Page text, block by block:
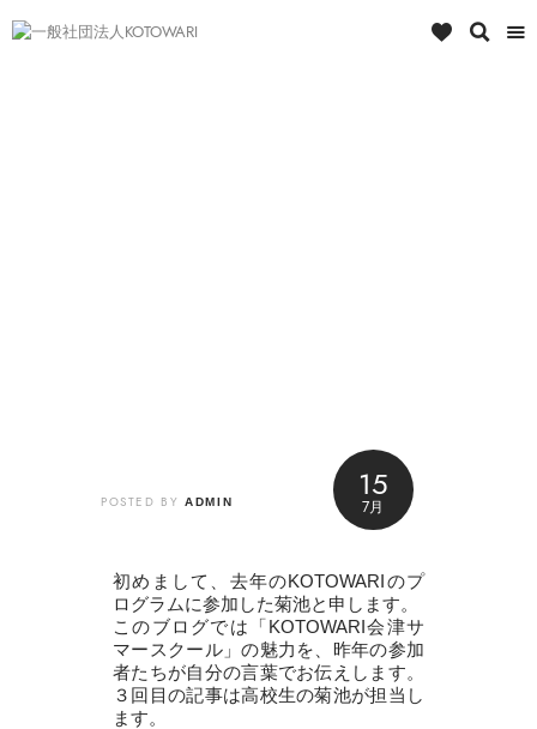
15
7月
POSTED BYADMIN
初めまして、去年のKOTOWARIのプ
ログラムに参加した菊池と申します。
このブログでは「KOTOWARI会津サ
マースクール」の魅力を、昨年の参加
者たちが自分の言葉でお伝えします。
３回目の記事は高校生の菊池が担当し
ます。